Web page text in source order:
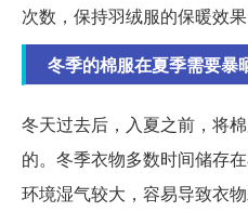
次数，保持羽绒服的保暖效果
冬季的棉服在夏季需要暴
冬天过去后，入夏之前，将
的。冬季衣物多数时间储存
环境湿气较大，容易导致衣